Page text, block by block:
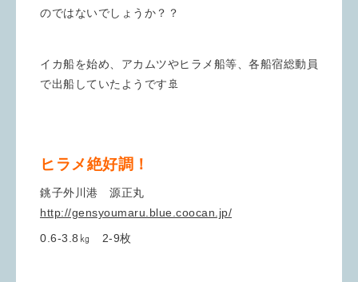
のではないでしょうか？？
イカ船を始め、アカムツやヒラメ船等、各船宿総動員
で出船していたようです🚢
ヒラメ絶好調！
銚子外川港 源正丸
http://gensyoumaru.blue.coocan.jp/
0.6-3.8㎏ 2-9枚